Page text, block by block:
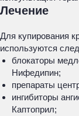
Лечение
Для купирования
используются
блокаторы
Нифедипин;
препараты
ингибиторы
Каптоприл;